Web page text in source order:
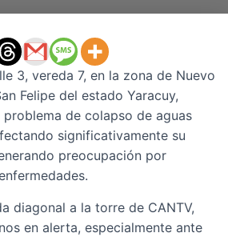
3, vereda 7, en la zona de Nuevo
Felipe del estado Yaracuy,
de colapso de aguas
significativamente su
preocupación por
diagonal a la torre de CANTV,
en alerta, especialmente ante